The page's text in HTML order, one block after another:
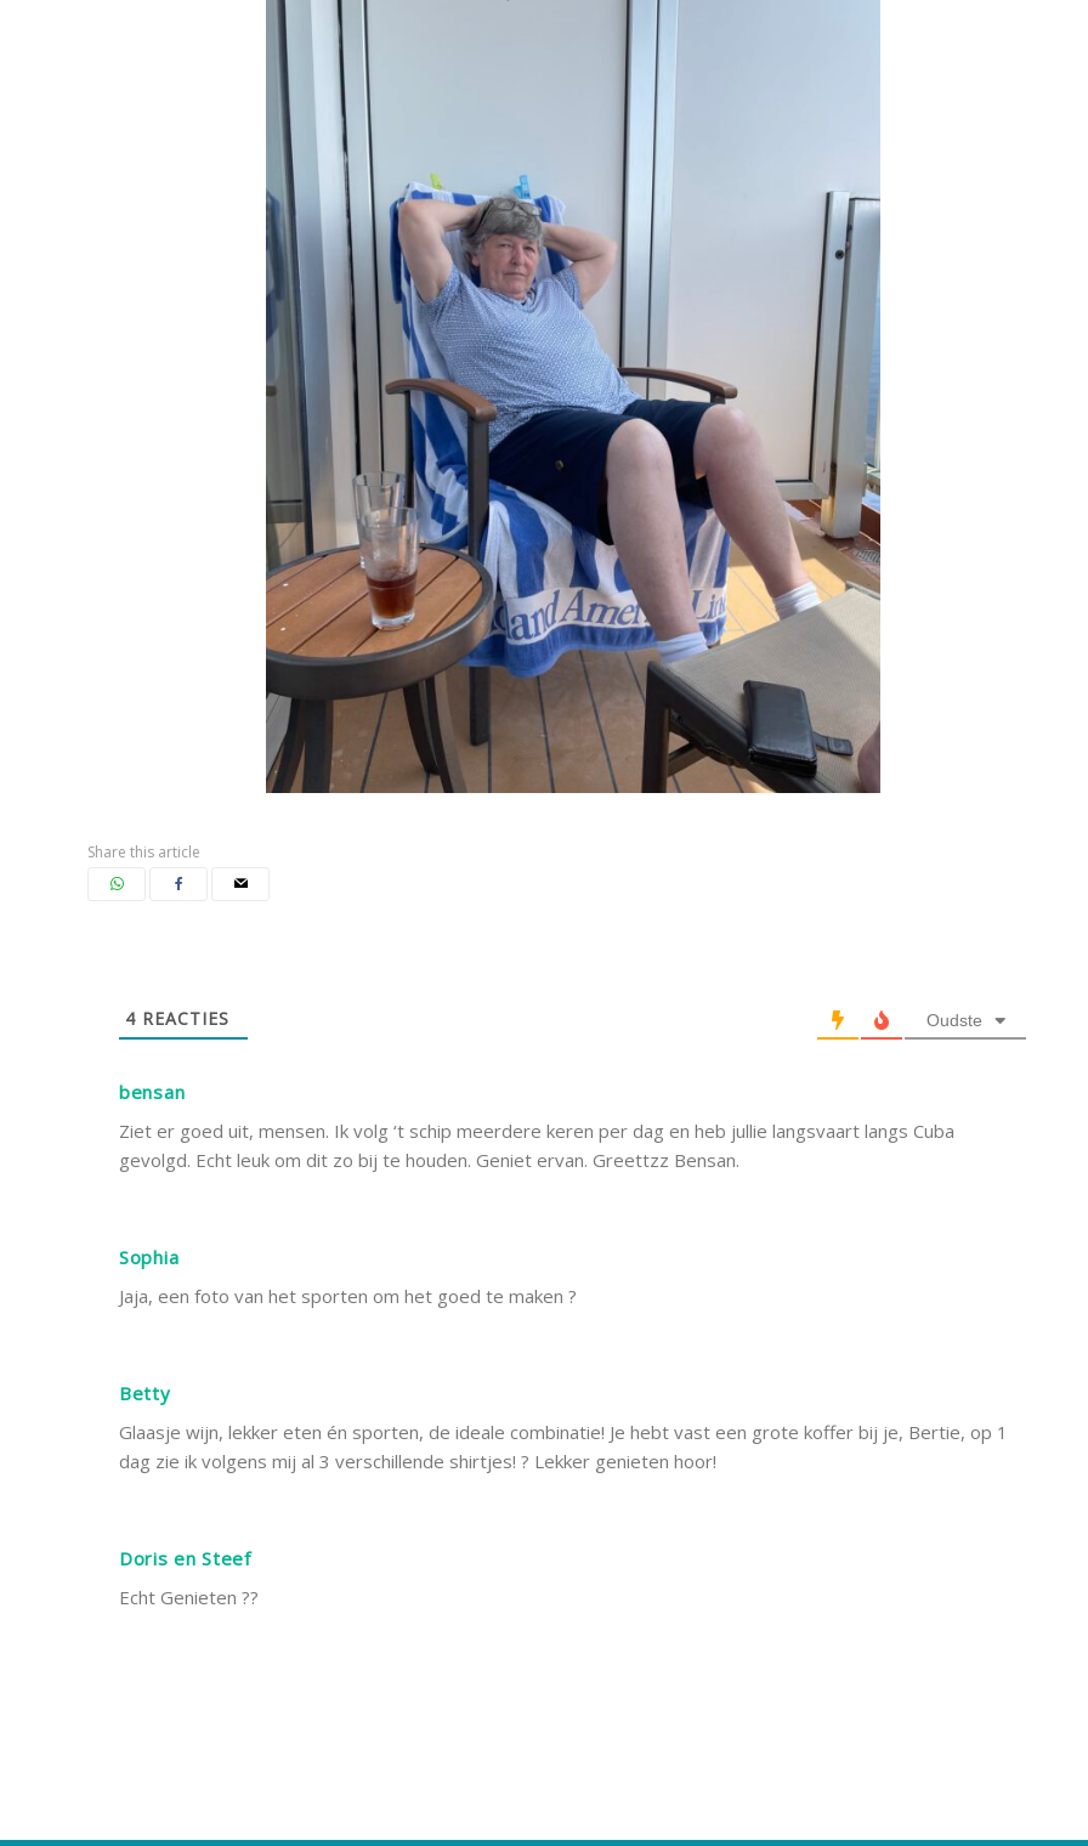
Share this article
4 REACTIES Oudste
bensan
Ziet er goed uit, mensen. Ik volg ‘t schip meerdere keren per dag en heb jullie langsvaart langs Cuba
gevolgd. Echt leuk om dit zo bij te houden. Geniet ervan. Greettzz Bensan.
Sophia
Jaja, een foto van het sporten om het goed te maken ?
Betty
Glaasje wijn, lekker eten én sporten, de ideale combinatie! Je hebt vast een grote koffer bij je, Bertie, op 1
dag zie ik volgens mij al 3 verschillende shirtjes! ? Lekker genieten hoor!
Doris en Steef
Echt Genieten ??